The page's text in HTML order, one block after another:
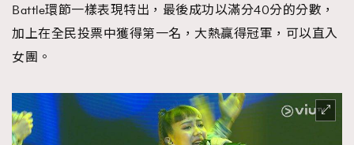
Battle環節一樣表現特出，最後成功以滿分40分的分數，
加上在全民投票中獲得第一名，大熱贏得冠軍，可以直入
女團。